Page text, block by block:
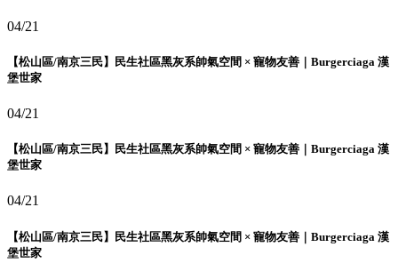
04/21
【松山區/南京三民】民生社區黑灰系帥氣空間 × 寵物友善｜Burgerciaga 漢
堡世家
04/21
【松山區/南京三民】民生社區黑灰系帥氣空間 × 寵物友善｜Burgerciaga 漢
堡世家
04/21
【松山區/南京三民】民生社區黑灰系帥氣空間 × 寵物友善｜Burgerciaga 漢
堡世家